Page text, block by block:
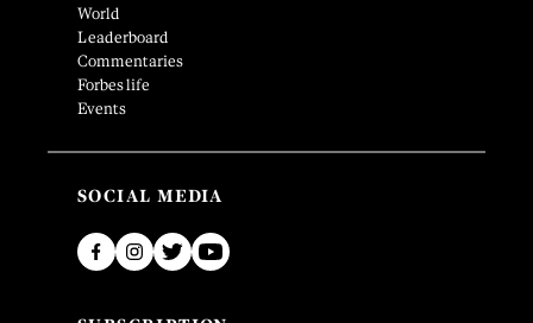
World
Leaderboard
Commentaries
Forbes life
Events
SOCIAL MEDIA